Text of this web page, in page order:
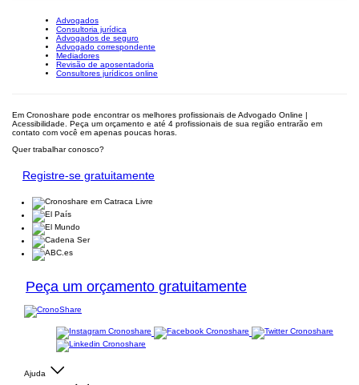
Advogados
Consultoria jurídica
Advogados de seguro
Advogado correspondente
Mediadores
Revisão de aposentadoria
Consultores jurídicos online
Em Cronoshare pode encontrar os melhores profissionais de Advogado Online |
Acessibilidade. Peça um orçamento e até 4 profissionais de sua região entrarão em
contato com você em apenas poucas horas.
Quer trabalhar conosco?
Registre-se gratuitamente
Peça um orçamento gratuitamente
Ajuda